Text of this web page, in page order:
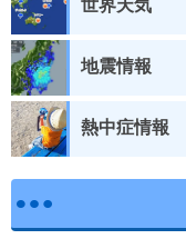
世界天気
地震情報
熱中症情報